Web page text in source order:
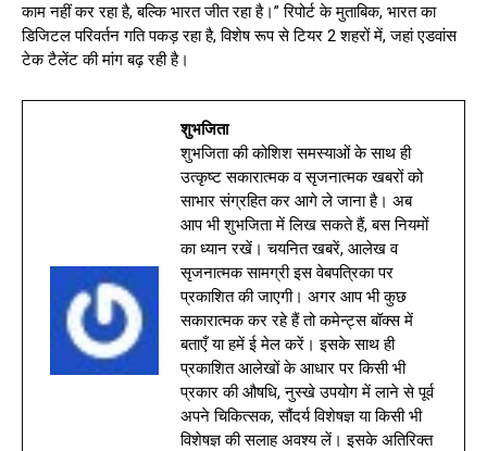
काम नहीं कर रहा है, बल्कि भारत जीत रहा है।” रिपोर्ट के मुताबिक, भारत का
डिजिटल परिवर्तन गति पकड़ रहा है, विशेष रूप से टियर 2 शहरों में, जहां एडवांस
टेक टैलेंट की मांग बढ़ रही है।
शुभजिता
शुभजिता की कोशिश समस्याओं के साथ ही
उत्कृष्ट सकारात्मक व सृजनात्मक खबरों को
साभार संग्रहित कर आगे ले जाना है। अब
आप भी शुभजिता में लिख सकते हैं, बस नियमों
का ध्यान रखें। चयनित खबरें, आलेख व
सृजनात्मक सामग्री इस वेबपत्रिका पर
प्रकाशित की जाएगी। अगर आप भी कुछ
सकारात्मक कर रहे हैं तो कमेन्ट्स बॉक्स में
बताएँ या हमें ई मेल करें। इसके साथ ही
प्रकाशित आलेखों के आधार पर किसी भी
प्रकार की औषधि, नुस्खे उपयोग में लाने से पूर्व
अपने चिकित्सक, सौंदर्य विशेषज्ञ या किसी भी
विशेषज्ञ की सलाह अवश्य लें। इसके अतिरिक्त